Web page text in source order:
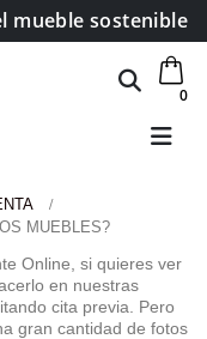
mueble sostenible
0
MUEBLES?
Online, si quieres ver
en nuestras
cita previa. Pero
gran cantidad de fotos